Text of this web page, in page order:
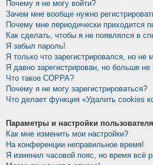
Почему я не могу войти?
Зачем мне вообще нужно
Почему мне периодически приходится
Как сделать, чтобы я не появлялся в
Я забыл пароль!
Я только что зарегистрировался, но не
Я давно зарегистрирован, но больше не
Что такое COPPA?
Почему я не могу зарегистрироваться?
Что делает функция «Удалить cookies
Параметры и настройки пользователя
Как мне изменить мои настройки?
На конференции неправильное время!
Я изменил часовой пояс, но время всё